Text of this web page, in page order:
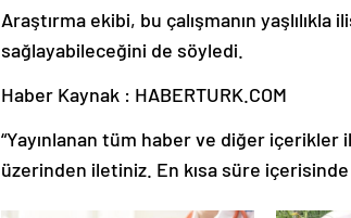
Araştırma ekibi, bu çalışmanın
sağlayabileceğini de söyledi.
Haber Kaynak : HABERTURK.COM
“Yayınlanan tüm haber ve diğer
üzerinden iletiniz. En kısa süre